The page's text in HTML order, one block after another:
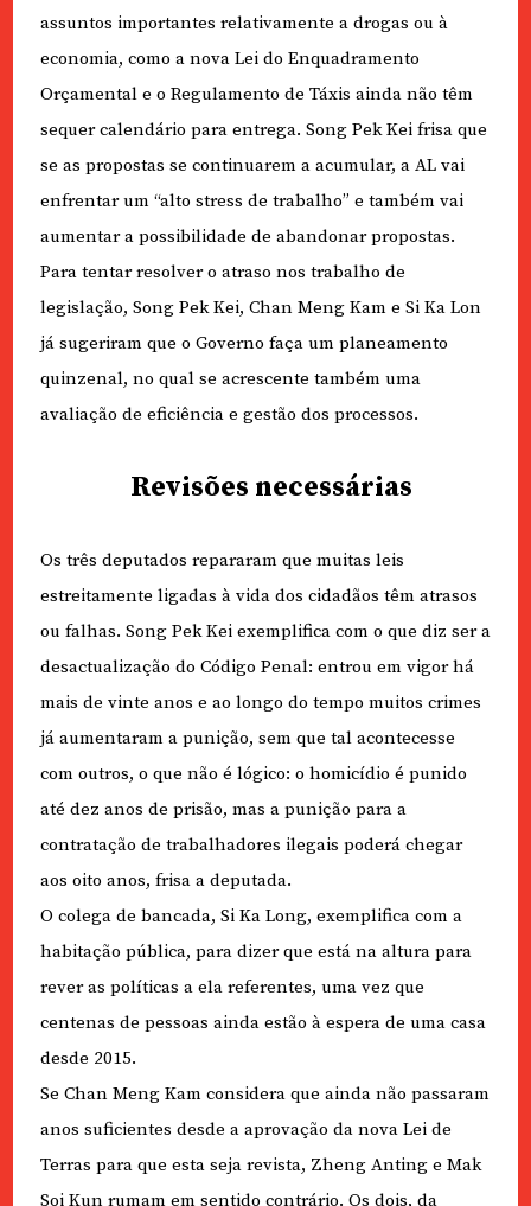
assuntos importantes relativamente a drogas ou à
economia, como a nova Lei do Enquadramento
Orçamental e o Regulamento de Táxis ainda não têm
sequer calendário para entrega. Song Pek Kei frisa que
se as propostas se continuarem a acumular, a AL vai
enfrentar um “alto stress de trabalho” e também vai
aumentar a possibilidade de abandonar propostas.
Para tentar resolver o atraso nos trabalho de
legislação, Song Pek Kei, Chan Meng Kam e Si Ka Lon
já sugeriram que o Governo faça um planeamento
quinzenal, no qual se acrescente também uma
avaliação de eficiência e gestão dos processos.
Revisões necessárias
Os três deputados repararam que muitas leis
estreitamente ligadas à vida dos cidadãos têm atrasos
ou falhas. Song Pek Kei exemplifica com o que diz ser a
desactualização do Código Penal: entrou em vigor há
mais de vinte anos e ao longo do tempo muitos crimes
já aumentaram a punição, sem que tal acontecesse
com outros, o que não é lógico: o homicídio é punido
até dez anos de prisão, mas a punição para a
contratação de trabalhadores ilegais poderá chegar
aos oito anos, frisa a deputada.
O colega de bancada, Si Ka Long, exemplifica com a
habitação pública, para dizer que está na altura para
rever as políticas a ela referentes, uma vez que
centenas de pessoas ainda estão à espera de uma casa
desde 2015.
Se Chan Meng Kam considera que ainda não passaram
anos suficientes desde a aprovação da nova Lei de
Terras para que esta seja revista, Zheng Anting e Mak
Soi Kun rumam em sentido contrário. Os dois, da